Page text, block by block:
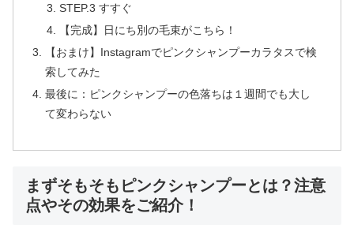
STEP.3 すすぐ
【完成】日にち別の毛束がこちら！
【おまけ】Instagramでピンクシャンプーカラタスで検
索してみた
最後に：ピンクシャンプーの色落ちは１週間でも大し
て変わらない
まずそもそもピンクシャンプーとは？注意
点やその効果をご紹介！